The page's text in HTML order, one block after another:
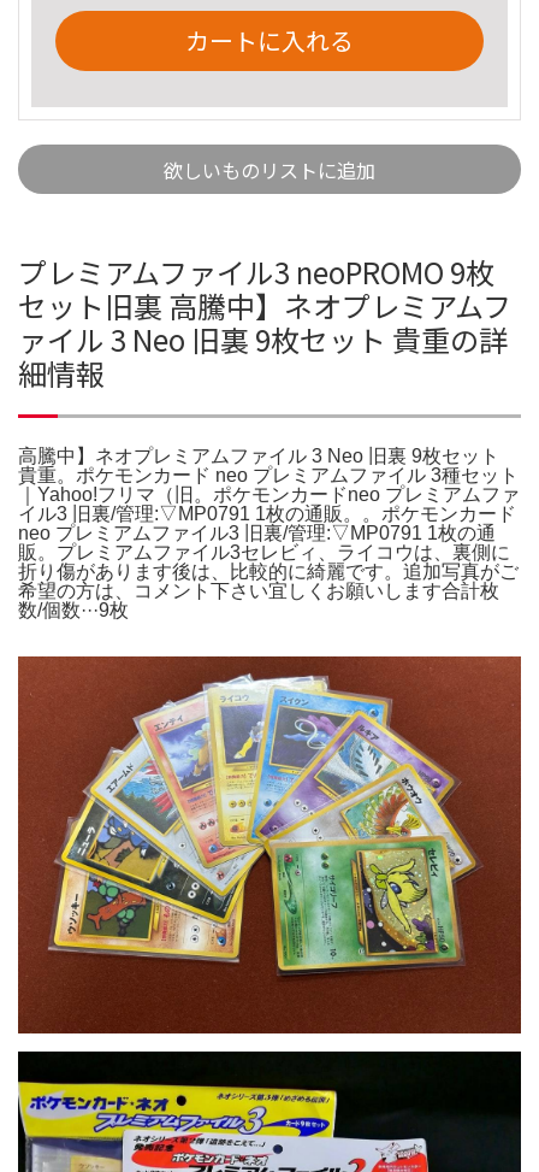
カートに入れる
欲しいものリストに追加
プレミアムファイル3 neoPROMO 9枚
セット旧裏 高騰中】ネオプレミアムフ
ァイル 3 Neo 旧裏 9枚セット 貴重の詳
細情報
高騰中】ネオプレミアムファイル 3 Neo 旧裏 9枚セット
貴重。ポケモンカード neo プレミアムファイル 3種セット
｜Yahoo!フリマ（旧。ポケモンカードneo プレミアムファ
イル3 旧裏/管理:▽MP0791 1枚の通販。。ポケモンカード
neo プレミアムファイル3 旧裏/管理:▽MP0791 1枚の通
販。プレミアムファイル3セレビィ、ライコウは、裏側に
折り傷があります後は、比較的に綺麗です。追加写真がご
希望の方は、コメント下さい宜しくお願いします合計枚
数/個数···9枚